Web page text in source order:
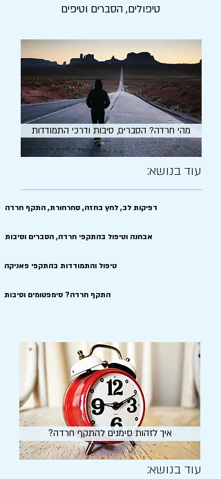
טיפולים, הסברים וטיפים
מהי חרדה? הסברים, סיבות ודרכי התמודדות
עוד בנושא:
דפיקות לב, לחץ בחזה, סחרחורת, התקף חרדה
אבחנה וטיפול בהתקפי חרדה, הסברים וסיבות
טיפול והתמודדות בהתקפי פאניקה
התקף חרדה? סימפטומים וסיבות
?איך לזהות סימנים להתקף חרדה
עוד בנושא: